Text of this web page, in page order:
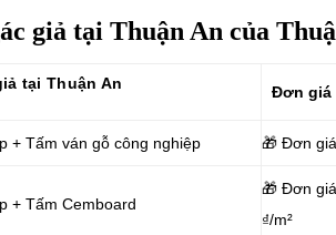
giả tại Thuận An của
tại Thuận An Đơn giá
+ Tấm ván gỗ công nghiệp 🎁 Đơn
+ Tấm Cemboard
🎁 Đơn
₫/m²